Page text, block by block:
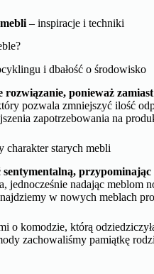
– inspiracje i techniki
i dbałość o środowisko
ponieważ
pozwala zmniejszyć ilość
zapotrzebowania na
charakter starych mebli
sentymentalną,
jednocześnie nadając
w nowych meblach
o komodzie, którą
zachowaliśmy pamiątkę